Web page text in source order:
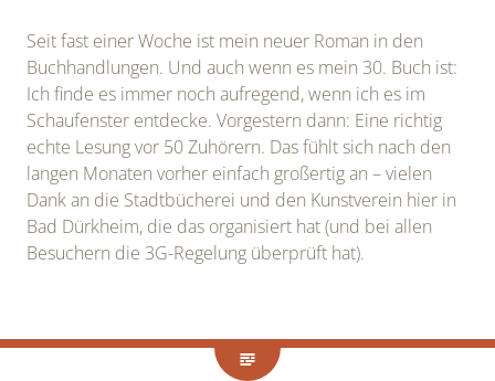
Seit fast einer Woche ist mein neuer Roman in den
Buchhandlungen. Und auch wenn es mein 30. Buch ist:
Ich finde es immer noch aufregend, wenn ich es im
Schaufenster entdecke. Vorgestern dann: Eine richtig
echte Lesung vor 50 Zuhörern. Das fühlt sich nach den
langen Monaten vorher einfach großertig an – vielen
Dank an die Stadtbücherei und den Kunstverein hier in
Bad Dürkheim, die das organisiert hat (und bei allen
Besuchern die 3G-Regelung überprüft hat).